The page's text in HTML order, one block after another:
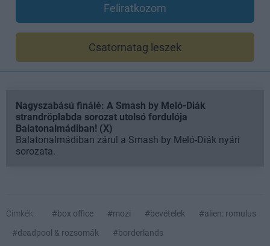
Feliratkozom
Csatornatag leszek
Nagyszabású finálé: A Smash by Meló-Diák
strandröplabda sorozat utolsó fordulója
Balatonalmádiban! (X)
Balatonalmádiban zárul a Smash by Meló-Diák nyári
sorozata.
Címkék: #box office #mozi #bevételek
#alien: romulus
#deadpool & rozsomák
#borderlands